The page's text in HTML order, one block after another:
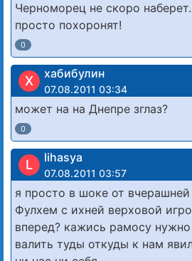
Черноморец не скоро
просто похоронят!
0
Х хабибулин
07.08.2011 03:34
может на на Днепре зглаз?
0
L lihasya
07.08.2011 03:57
я просто в шоке от
Фулхем с ихней верховой
вперед? кажись рамосу
валить туды откуды к нам